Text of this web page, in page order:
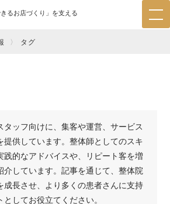
きるお店づくり」を支える
タグ
タッフ向けに、集客や運営、サービス
提供しています。整体師としてのスキ
践的なアドバイスや、リピート客を増
介しています。記事を通じて、整体院
成長させ、より多くの患者さんに支持
してお役立てください。